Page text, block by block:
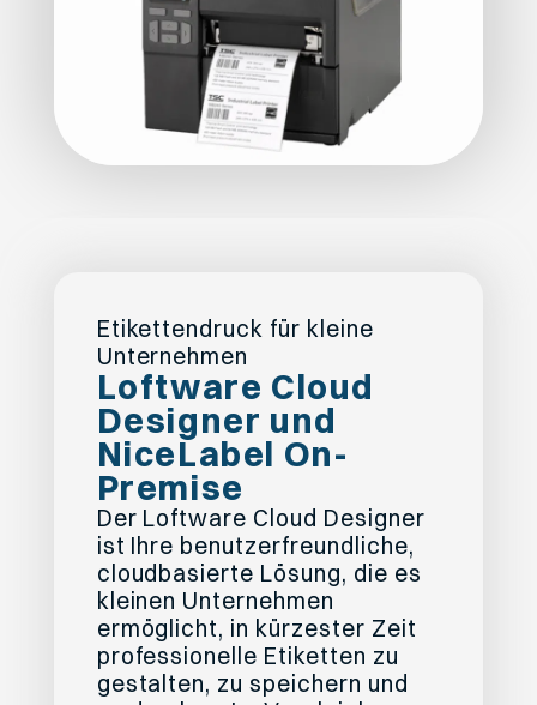
Etikettendruck für kleine
Unternehmen
Loftware Cloud
Designer und
NiceLabel On-
Premise
Der Loftware Cloud Designer
ist Ihre benutzerfreundliche,
cloudbasierte Lösung, die es
kleinen Unternehmen
ermöglicht, in kürzester Zeit
professionelle Etiketten zu
gestalten, zu speichern und